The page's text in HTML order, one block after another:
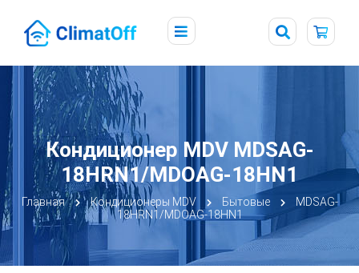
Кондиционер MDV MDSAG-
18HRN1/MDOAG-18HN1
Главная Кондиционеры MDV Бытовые
MDSAG-
18HRN1/MDOAG-18HN1